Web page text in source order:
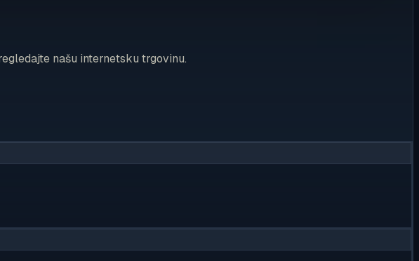
našu internetsku trgovinu.